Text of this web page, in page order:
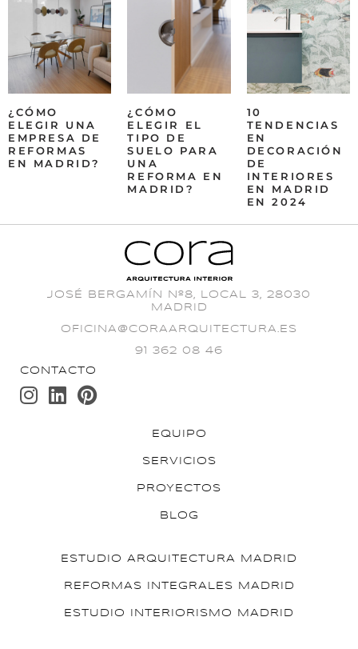
¿CÓMO
ELEGIR UNA
EMPRESA DE
REFORMAS
EN MADRID?
¿CÓMO
ELEGIR EL
TIPO DE
SUELO PARA
UNA
REFORMA EN
MADRID?
10
TENDENCIAS
EN
DECORACIÓN
DE
INTERIORES
EN MADRID
EN 2024
JOSÉ BERGAMÍN Nº8, LOCAL 3, 28030
MADRID
OFICINA@CORAARQUITECTURA.ES
91 362 08 46
EQUIPO
SERVICIOS
PROYECTOS
BLOG
ESTUDIO ARQUITECTURA MADRID
REFORMAS INTEGRALES MADRID
ESTUDIO INTERIORISMO MADRID